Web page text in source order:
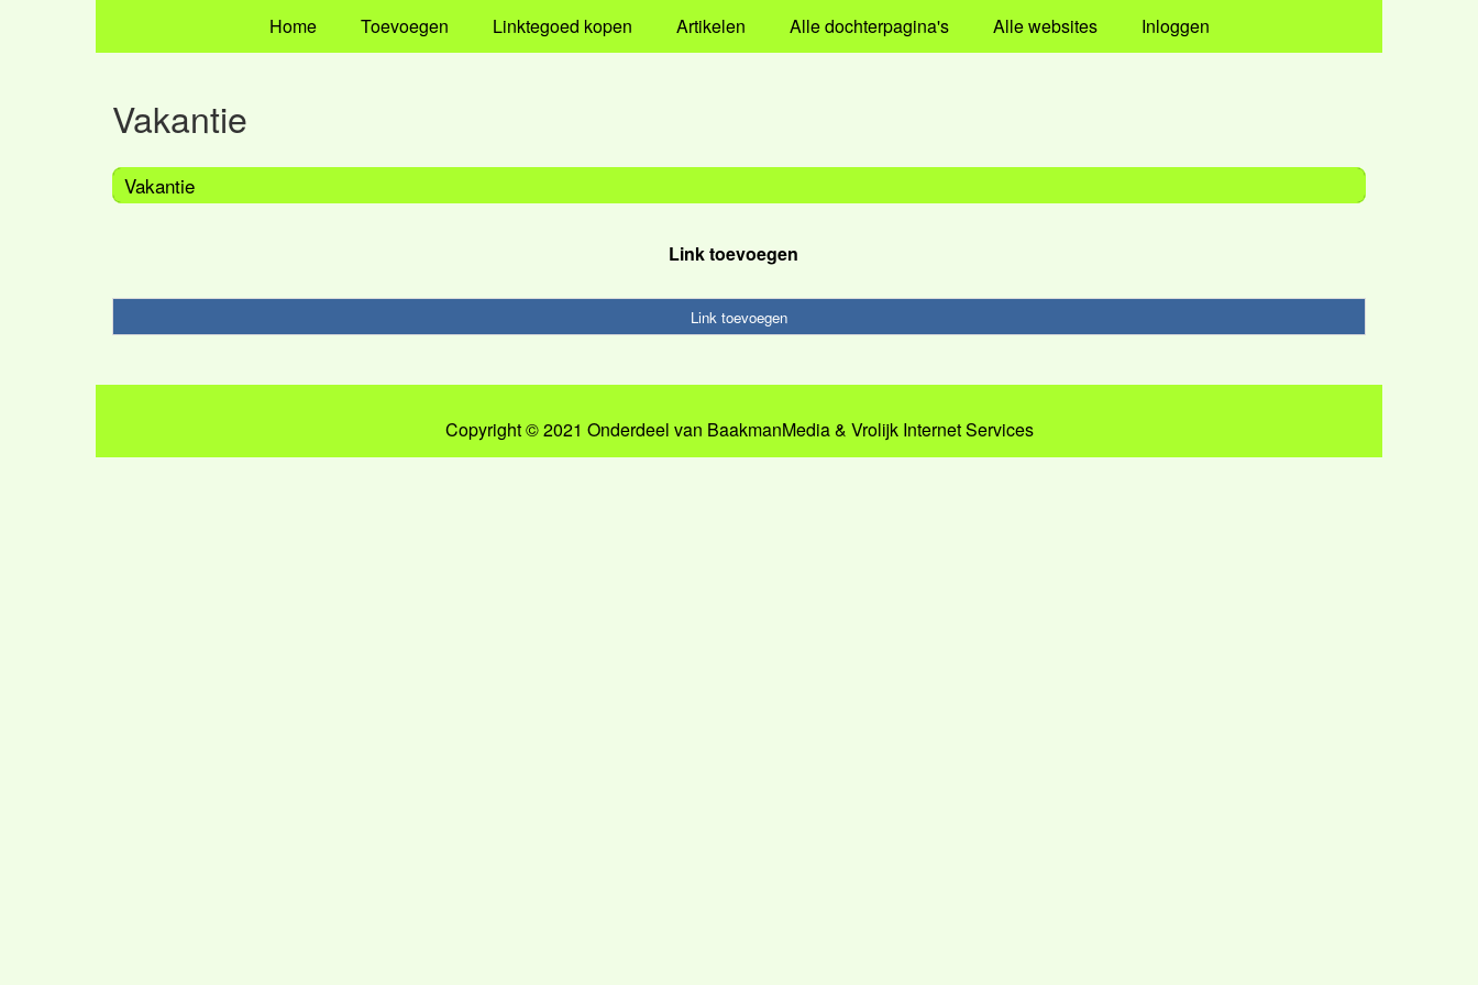
Home Toevoegen Linktegoed kopen Artikelen Alle dochterpagina's Alle websites Inloggen
Vakantie
Vakantie
Link toevoegen
Link toevoegen
Copyright © 2021 Onderdeel van BaakmanMedia& Vrolijk Internet Services